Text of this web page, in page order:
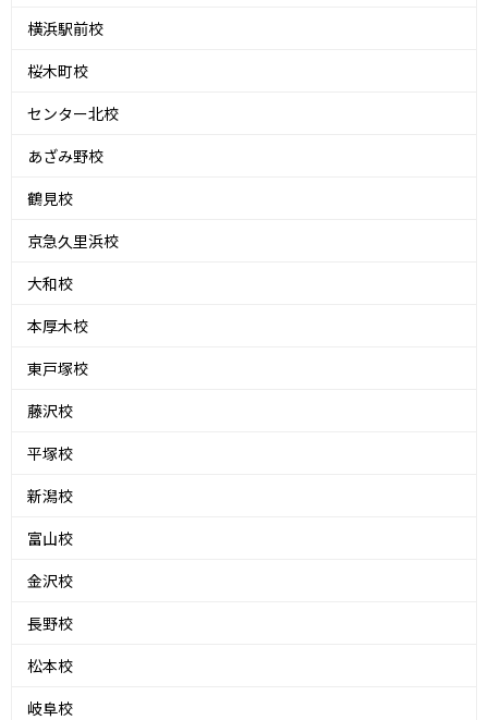
横浜駅前校
桜木町校
センター北校
あざみ野校
鶴見校
京急久里浜校
大和校
本厚木校
東戸塚校
藤沢校
平塚校
新潟校
富山校
金沢校
長野校
松本校
岐阜校